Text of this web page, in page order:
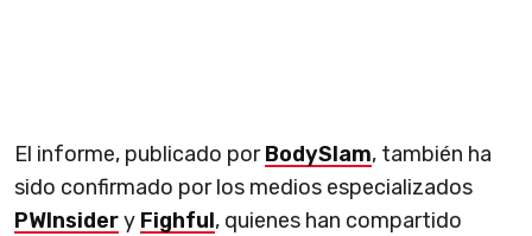
El informe, publicado porBodySlam, también ha
sido confirmado por los medios especializados
PWInsidery Fighful, quienes han compartido